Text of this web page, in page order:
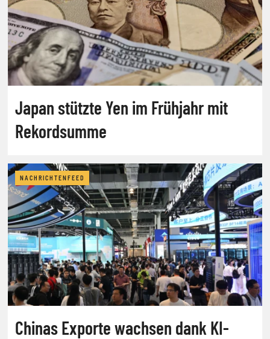
Japan stützte Yen im Frühjahr mit
Rekordsumme
NACHRICHTENFEED
Chinas Exporte wachsen dank KI-